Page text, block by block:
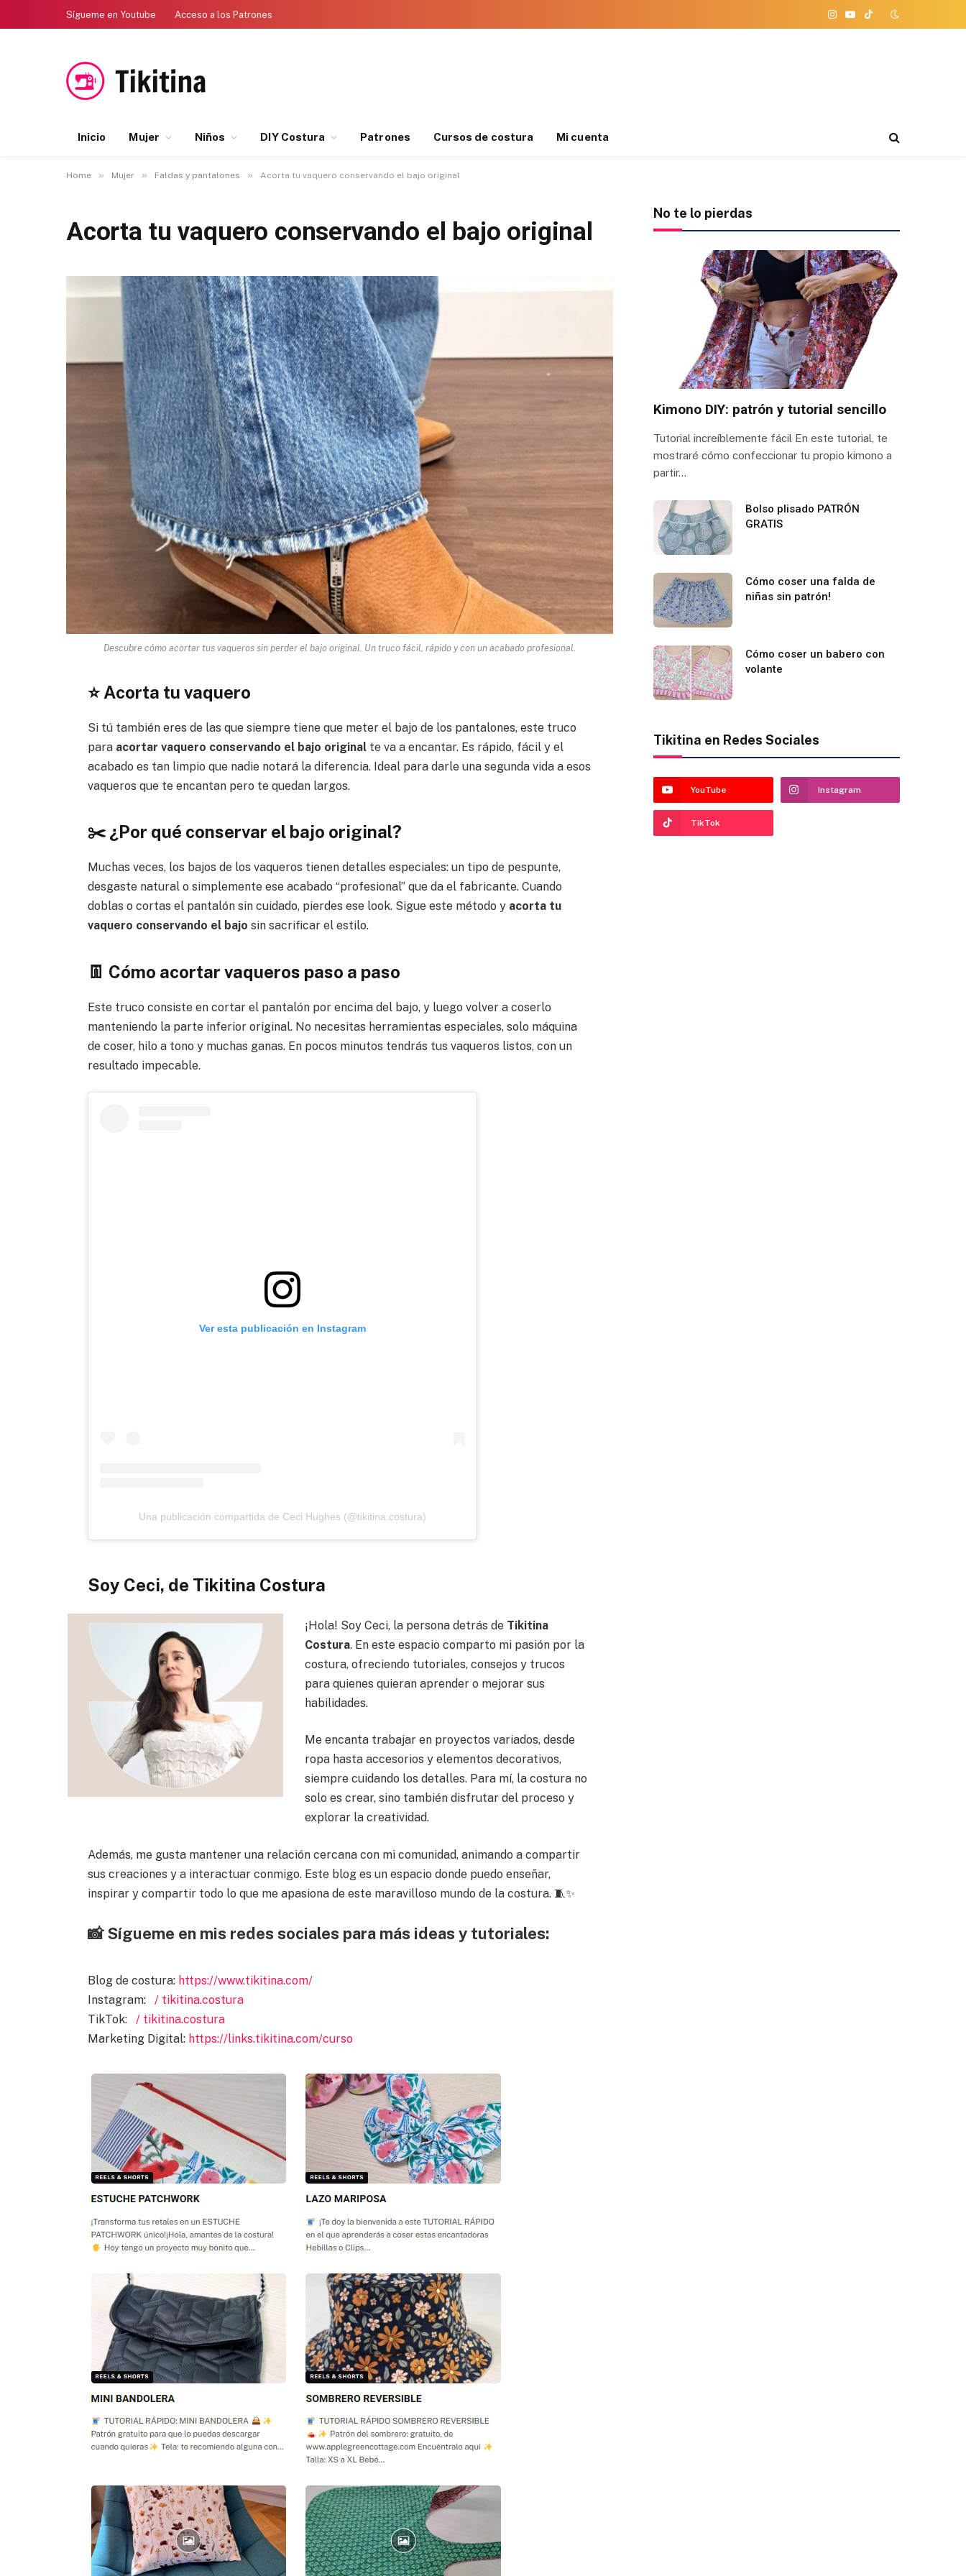
Sígueme en Youtube Acceso a los Patrones
Instagram
YouTubeTikTok
Inicio Mujer Niños DIY Costura Patrones Cursos de costura Mi cuenta
Home » Mujer » Faldas y pantalones » Acorta tu vaquero conservando el bajo original
Acorta tu vaquero conservando el bajo original
Descubre cómo acortar tus vaqueros sin perder el bajo original. Un truco fácil, rápido y con un acabado profesional.
⭐ Acorta tu vaquero
Si tú también eres de las que siempre tiene que meter el bajo de los pantalones, este truco
para acortar vaquero conservando el bajo originalte va a encantar. Es rápido, fácil y el
acabado es tan limpio que nadie notará la diferencia. Ideal para darle una segunda vida a esos
vaqueros que te encantan pero te quedan largos.
✂️ ¿Por qué conservar el bajo original?
Muchas veces, los bajos de los vaqueros tienen detalles especiales: un tipo de pespunte,
desgaste natural o simplemente ese acabado “profesional” que da el fabricante. Cuando
doblas o cortas el pantalón sin cuidado, pierdes ese look. Sigue este método y acorta tu
vaquero conservando el bajo sin sacrificar el estilo.
👖 Cómo acortar vaqueros paso a paso
Este truco consiste en cortar el pantalón por encima del bajo, y luego volver a coserlo
manteniendo la parte inferior original. No necesitas herramientas especiales, solo máquina
de coser, hilo a tono y muchas ganas. En pocos minutos tendrás tus vaqueros listos, con un
resultado impecable.
Ver esta publicación en Instagram
Una publicación compartida de Ceci Hughes (@tikitina.costura)
Soy Ceci, de Tikitina Costura
¡Hola! Soy Ceci, la persona detrás de Tikitina
Costura. En este espacio comparto mi pasión por la
costura, ofreciendo tutoriales, consejos y trucos
para quienes quieran aprender o mejorar sus
habilidades.
Me encanta trabajar en proyectos variados, desde
ropa hasta accesorios y elementos decorativos,
siempre cuidando los detalles. Para mí, la costura no
solo es crear, sino también disfrutar del proceso y
explorar la creatividad.
Además, me gusta mantener una relación cercana con mi comunidad, animando a compartir
sus creaciones y a interactuar conmigo. Este blog es un espacio donde puedo enseñar,
inspirar y compartir todo lo que me apasiona de este maravilloso mundo de la costura. 🧵✨
📸 Sígueme en mis redes sociales para más ideas y tutoriales:
Blog de costura: https://www.tikitina.com/
Instagram:
/ tikitina.costura
TikTok:
/ tikitina.costura
Marketing Digital: https://links.tikitina.com/curso
No te lo pierdas
Kimono DIY: patrón y tutorial sencillo
Tutorial increíblemente fácil En este tutorial, te
mostraré cómo confeccionar tu propio kimono a
partir…
Bolso plisado PATRÓN
GRATIS
Cómo coser una falda de
niñas sin patrón!
Cómo coser un babero con
volante
Tikitina en Redes Sociales
YouTube Instagram
TikTok